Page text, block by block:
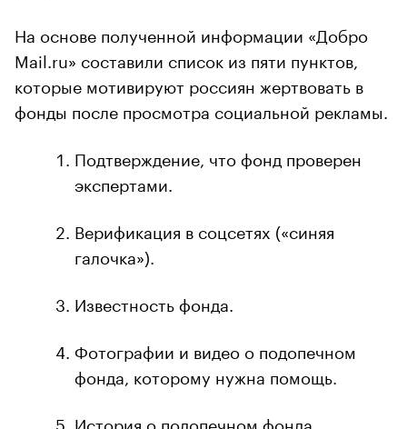
На основе полученной информации «Добро
Mail.ru» составили список из пяти пунктов,
которые мотивируют россиян жертвовать в
фонды после просмотра социальной рекламы.
Подтверждение, что фонд проверен
экспертами.
Верификация в соцсетях («синяя
галочка»).
Известность фонда.
Фотографии и видео о подопечном
фонда, которому нужна помощь.
История о подопечном фонда,